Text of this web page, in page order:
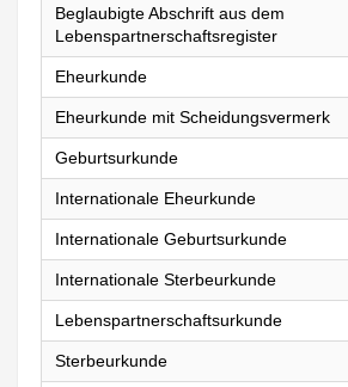
Beglaubigte Abschrift aus dem
Lebenspartnerschaftsregister
Eheurkunde
Eheurkunde mit Scheidungsvermerk
Geburtsurkunde
Internationale Eheurkunde
Internationale Geburtsurkunde
Internationale Sterbeurkunde
Lebenspartnerschaftsurkunde
Sterbeurkunde